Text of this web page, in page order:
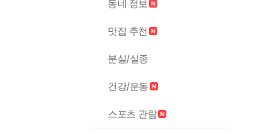
동네 정보
맛집 추천
분실/실종
건강/운동
스포츠 관람